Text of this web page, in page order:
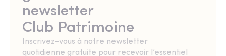
newsletter
Club Patrimoine
Inscrivez-vous à notre newsletter
quotidienne gratuite pour recevoir l’essentiel